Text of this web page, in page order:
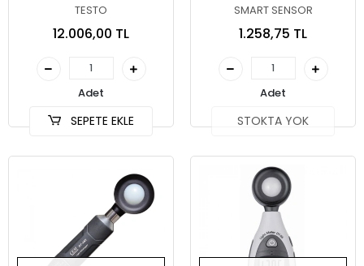
TESTO
12.006,00 TL
Adet
SEPETE EKLE
SMART SENSOR
1.258,75 TL
Adet
STOKTA YOK